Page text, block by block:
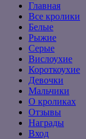
Главная
Все кролики
Белые
Рыжие
Серые
Вислоухие
Короткоухие
Девочки
Мальчики
О кроликах
Отзывы
Награды
Вход